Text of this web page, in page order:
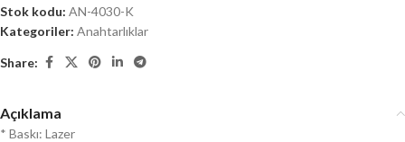
Stok kodu: AN-4030-K
Kategoriler: Anahtarlıklar
Share:
Açıklama
* Baskı: Lazer